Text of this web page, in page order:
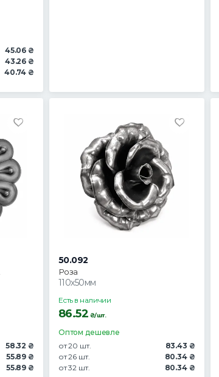
45.06 ₴
43.26 ₴
40.74 ₴
58.32 ₴
55.89 ₴
55.89 ₴
50.092
Роза
110х50мм
Есть в наличии
86.52 ₴/шт.
Оптом дешевле
от 20 шт.
83.43 ₴
от 26 шт.
80.34 ₴
от 32 шт.
80.34 ₴